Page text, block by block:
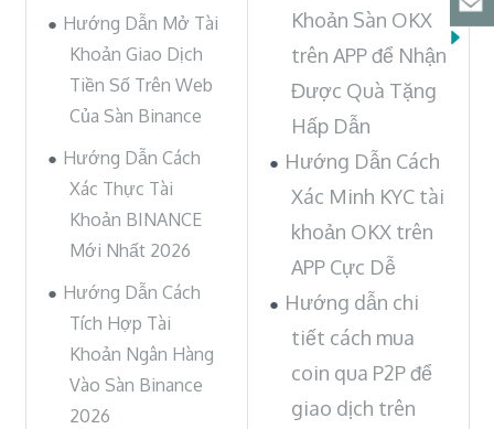
Hướng Dẫn Mở Tài
Khoản Giao Dịch
Tiền Số Trên Web
Của Sàn Binance
Hướng Dẫn Cách
Xác Thực Tài
Khoản BINANCE
Mới Nhất 2026
Hướng Dẫn Cách
Tích Hợp Tài
Khoản Ngân Hàng
Vào Sàn Binance
2026
Khoản Sàn OKX
trên APP để Nhận
Được Quà Tặng
Hấp Dẫn
Hướng Dẫn Cách
Xác Minh KYC tài
khoản OKX trên
APP Cực Dễ
Hướng dẫn chi
tiết cách mua
coin qua P2P để
giao dịch trên